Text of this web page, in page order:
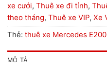
xe cưới, Thuê xe đi tỉnh,
theo tháng, Thuê xe VIP, Xe
Thẻ: thuê xe Mercedes E200
MÔ TẢ